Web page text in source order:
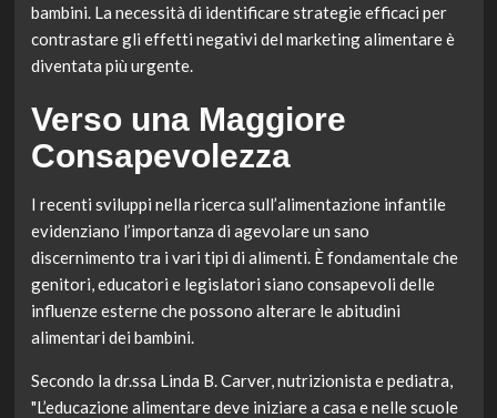
bambini. La necessità di identificare strategie efficaci per
contrastare gli effetti negativi del marketing alimentare è
diventata più urgente.
Verso una Maggiore
Consapevolezza
I recenti sviluppi nella ricerca sull’alimentazione infantile
evidenziano l’importanza di agevolare un sano
discernimento tra i vari tipi di alimenti. È fondamentale che
genitori, educatori e legislatori siano consapevoli delle
influenze esterne che possono alterare le abitudini
alimentari dei bambini.
Secondo la dr.ssa Linda B. Carver, nutrizionista e pediatra,
"L’educazione alimentare deve iniziare a casa e nelle scuole